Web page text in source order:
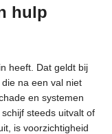
hulp
heeft. Dat geldt bij
na een val niet
en systemen
steeds uitvalt of
is voorzichtigheid